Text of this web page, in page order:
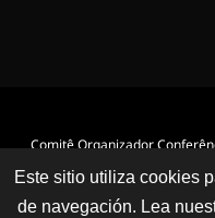
Comitê Organizador
Este sitio utiliza cookies
de navegación. Lea